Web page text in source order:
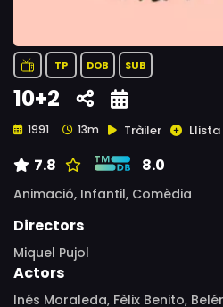
TP DOB SUB
10+2
1991 13m Tràiler Llista
7.8 8.0
Animació, Infantil, Comèdia
Directors
Miquel Pujol
Actors
Inés Moraleda, Fèlix Benito,